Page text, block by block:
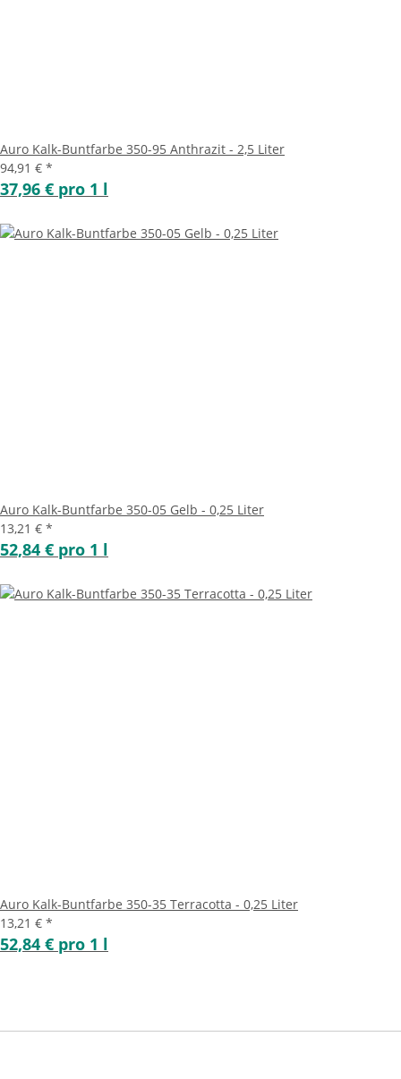
Auro Kalk-Buntfarbe 350-95 Anthrazit - 2,5 Liter
94,91 € *
37,96 € pro 1 l
Auro Kalk-Buntfarbe 350-05 Gelb - 0,25 Liter
13,21 € *
52,84 € pro 1 l
Auro Kalk-Buntfarbe 350-35 Terracotta - 0,25 Liter
13,21 € *
52,84 € pro 1 l